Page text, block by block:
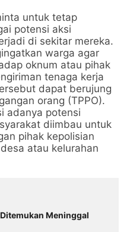
untuk tetap
potensi aksi
di sekitar mereka.
warga agar
oknum atau pihak
tenaga kerja
dapat berujung
orang (TPPO).
adanya potensi
diimbau untuk
pihak kepolisian
atau kelurahan
Meninggal